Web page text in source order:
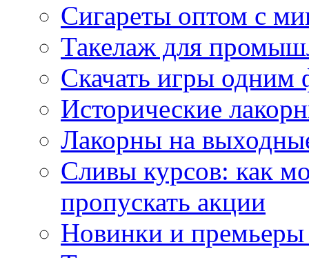
Сигареты оптом с
Такелаж для
Скачать игры одним
Исторические
Лакорны на
Сливы курсов: как
пропускать акции
Новинки и